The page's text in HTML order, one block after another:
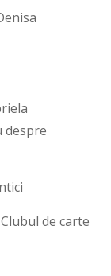
despre
de carte